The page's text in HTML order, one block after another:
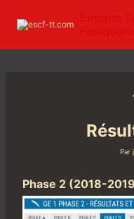
contenu
Par
Phase 2 (2018-